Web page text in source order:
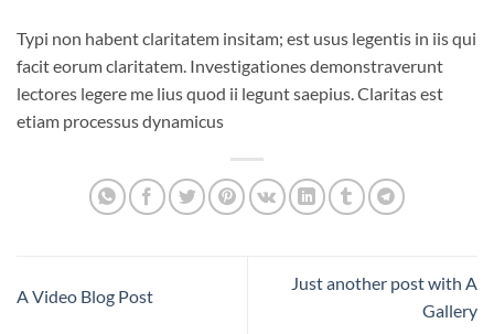
Typi non habent claritatem insitam; est usus legentis in iis qui
facit eorum claritatem. Investigationes demonstraverunt
lectores legere me lius quod ii legunt saepius. Claritas est
etiam processus dynamicus
A Video Blog Post
Just another post with A
Gallery